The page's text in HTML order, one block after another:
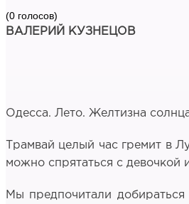
(0 голосов)
ВАЛЕРИЙ КУЗНЕЦОВ
Одесса. Лето. Желтизна
Трамвай целый час гремит в
можно спрятаться с девочкой
Мы предпочитали